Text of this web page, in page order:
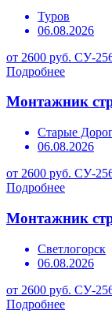
Туров
06.08.2026
от 2600 руб. СУ-
Подробнее
Монтажник
Старые
06.08.2026
от 2600 руб. СУ-
Подробнее
Монтажник
Светлогорск
06.08.2026
от 2600 руб. СУ-
Подробнее